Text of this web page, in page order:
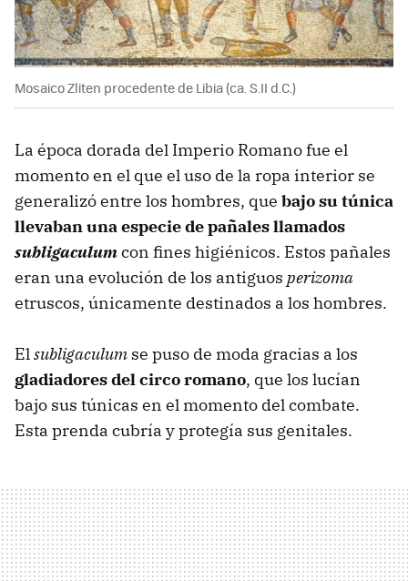
Mosaico Zliten procedente de Libia (ca. S.II d.C.)
La época dorada del Imperio Romano fue el
momento en el que el uso de la ropa interior se
generalizó entre los hombres, que bajo su túnica
llevaban una especie de pañales llamados
subligaculumcon fines higiénicos. Estos pañales
eran una evolución de los antiguos perizoma
etruscos, únicamente destinados a los hombres.
Elsubligaculum se puso de moda gracias a los
gladiadores del circo romano, que los lucían
bajo sus túnicas en el momento del combate.
Esta prenda cubría y protegía sus genitales.